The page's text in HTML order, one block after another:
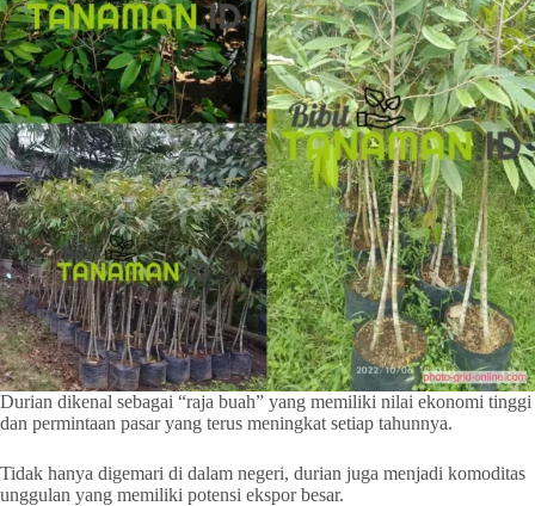
Durian dikenal sebagai “raja buah” yang memiliki nilai ekonomi tinggi
dan permintaan pasar yang terus meningkat setiap tahunnya.
Tidak hanya digemari di dalam negeri, durian juga menjadi komoditas
unggulan yang memiliki potensi ekspor besar.